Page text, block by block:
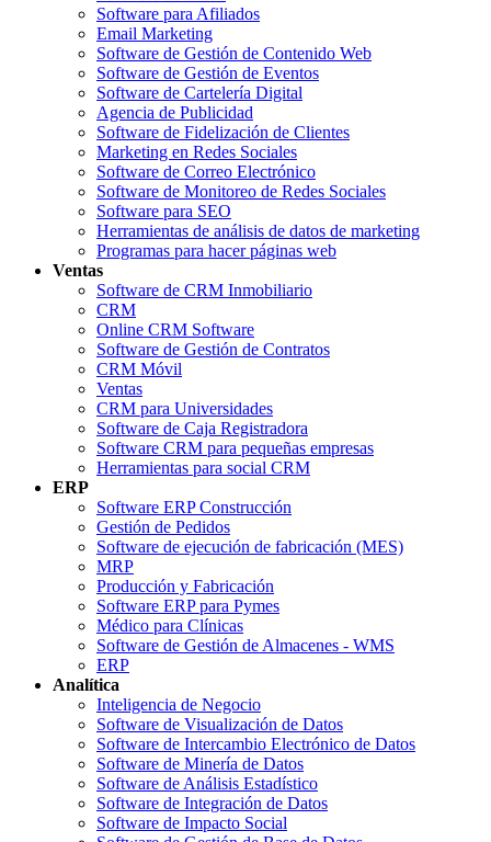
Software para Afiliados
Email Marketing
Software de Gestión de Contenido Web
Software de Gestión de Eventos
Software de Cartelería Digital
Agencia de Publicidad
Software de Fidelización de Clientes
Marketing en Redes Sociales
Software de Correo Electrónico
Software de Monitoreo de Redes Sociales
Software para SEO
Herramientas de análisis de datos de marketing
Programas para hacer páginas web
Ventas
Software de CRM Inmobiliario
CRM
Online CRM Software
Software de Gestión de Contratos
CRM Móvil
Ventas
CRM para Universidades
Software de Caja Registradora
Software CRM para pequeñas empresas
Herramientas para social CRM
ERP
Software ERP Construcción
Gestión de Pedidos
Software de ejecución de fabricación (MES)
MRP
Producción y Fabricación
Software ERP para Pymes
Médico para Clínicas
Software de Gestión de Almacenes - WMS
ERP
Analítica
Inteligencia de Negocio
Software de Visualización de Datos
Software de Intercambio Electrónico de Datos
Software de Minería de Datos
Software de Análisis Estadístico
Software de Integración de Datos
Software de Impacto Social